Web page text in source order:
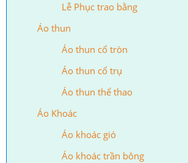
Lễ Phục trao bằng
Áo thun
Áo thun cổ tròn
Áo thun cổ trụ
Áo thun thể thao
Áo Khoác
Áo khoác gió
Áo khoác trần bông